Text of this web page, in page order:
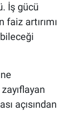
İş gücü
faiz artırımı
açısından